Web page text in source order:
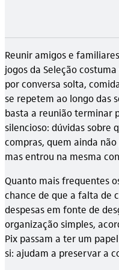
Reunir amigos e
jogos da Seleção
por conversa solta,
se repetem ao longo das
basta a reunião terminar
silencioso: dúvidas sobre
compras, quem ainda
mas entrou na mesma
Quanto mais frequentes
chance de que a falta de
despesas em fonte de
organização simples,
Pix passam a ter um
si: ajudam a preservar a